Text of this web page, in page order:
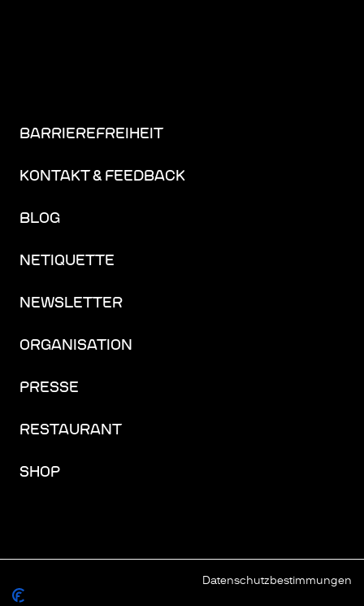
Datenschutzbestimmungen
BARRIEREFREIHEIT
KONTAKT & FEEDBACK
BLOG
NETIQUETTE
NEWSLETTER
ORGANISATION
PRESSE
RESTAURANT
SHOP
LINKEDINTHREADS